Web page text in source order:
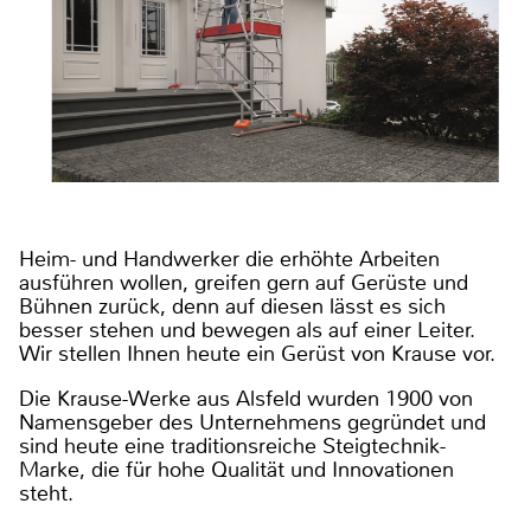
Heim- und Handwerker die erhöhte Arbeiten
ausführen wollen, greifen gern auf Gerüste und
Bühnen zurück, denn auf diesen lässt es sich
besser stehen und bewegen als auf einer Leiter.
Wir stellen Ihnen heute ein Gerüst von Krause vor.
Die Krause-Werke aus Alsfeld wurden 1900 von
Namensgeber des Unternehmens gegründet und
sind heute eine traditionsreiche Steigtechnik-
Marke, die für hohe Qualität und Innovationen
steht.